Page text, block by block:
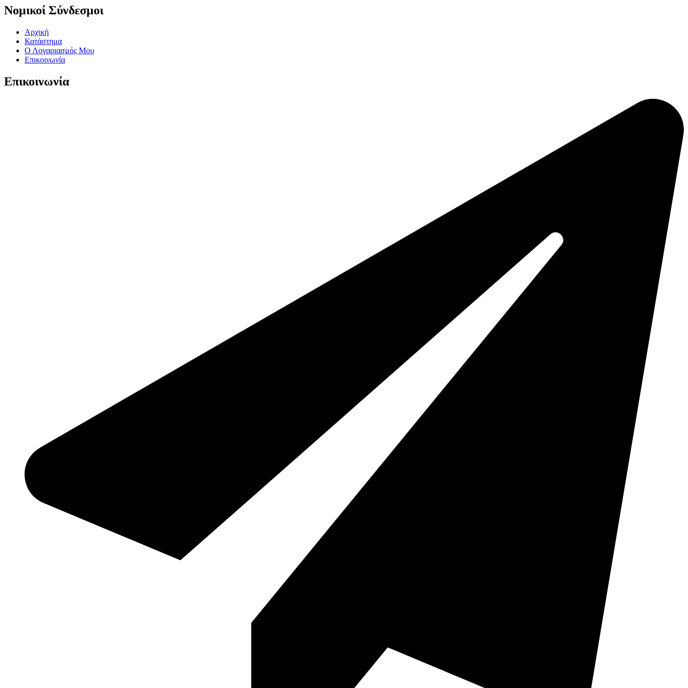
Νομικοί Σύνδεσμοι
Αρχική
Κατάστημα
Ο Λογαριασμός Μου
Επικοινωνία
Επικοινωνία